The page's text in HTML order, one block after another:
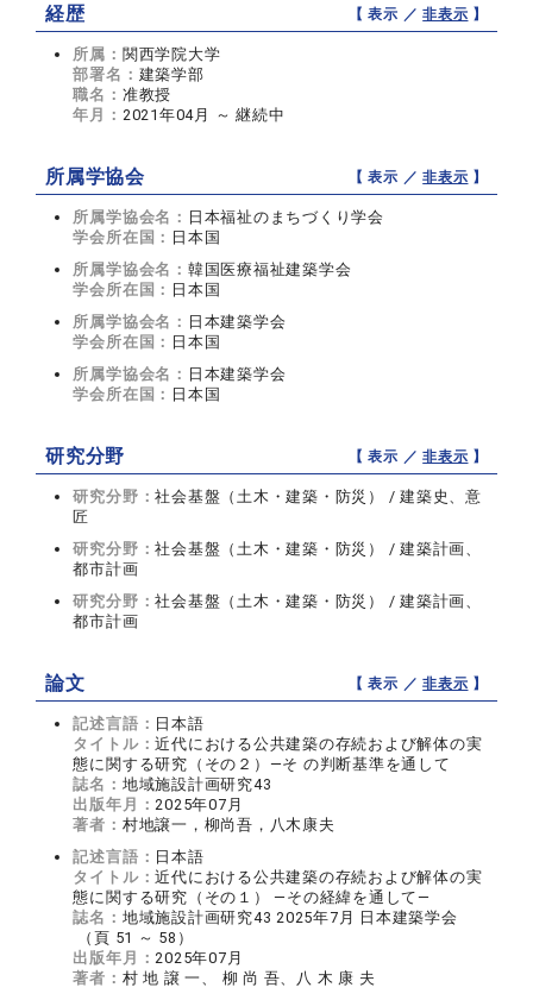
経歴 【 表示 ／非表示 】
所属： 関西学院大学
部署名： 建築学部
職名： 准教授
年月： 2021年04月 ～ 継続中
所属学協会 【 表示 ／非表示 】
所属学協会名： 日本福祉のまちづくり学会
学会所在国： 日本国
所属学協会名： 韓国医療福祉建築学会
学会所在国： 日本国
所属学協会名： 日本建築学会
学会所在国： 日本国
所属学協会名： 日本建築学会
学会所在国： 日本国
研究分野 【 表示 ／非表示 】
研究分野：社会基盤（土木・建築・防災） / 建築史、意
匠
研究分野：社会基盤（土木・建築・防災） / 建築計画、
都市計画
研究分野：社会基盤（土木・建築・防災） / 建築計画、
都市計画
論文 【 表示 ／非表示 】
記述言語： 日本語
タイトル：近代における公共建築の存続および解体の実
態に関する研究（その２）―そ の判断基準を通して
誌名： 地域施設計画研究43
出版年月：2025年07月
著者： 村地譲一，柳尚吾，八木康夫
記述言語： 日本語
タイトル：近代における公共建築の存続および解体の実
態に関する研究（その１） ―その経緯を通して―
誌名： 地域施設計画研究43 2025年7月 日本建築学会
（頁 51 ～ 58）
出版年月：2025年07月
著者： 村 地 譲 一、 柳 尚 吾、八 木 康 夫